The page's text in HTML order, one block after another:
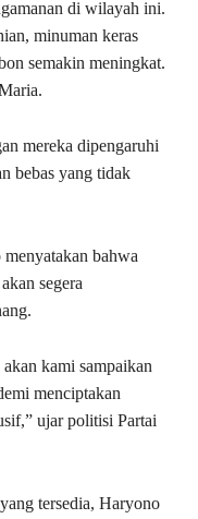
di wilayah ini.
minuman keras
semakin meningkat.
mereka dipengaruhi
bebas yang tidak
bahwa
segera
kami sampaikan
menciptakan
ujar politisi Partai
tersedia, Haryono